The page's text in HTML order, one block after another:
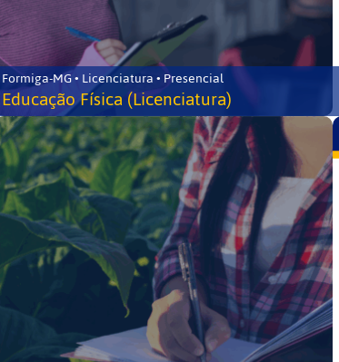
Formiga-MG • Licenciatura • Presencial
Educação Física (Licenciatura)